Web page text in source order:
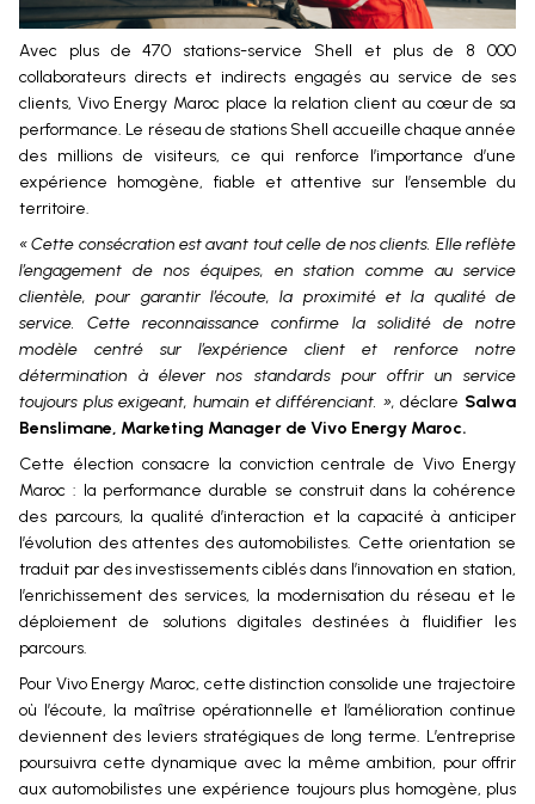
Avec plus de 470 stations-service Shell et plus de 8 000
collaborateurs directs et indirects engagés au service de ses
clients, Vivo Energy Maroc place la relation client au cœur de sa
performance. Le réseau de stations Shell accueille chaque année
des millions de visiteurs, ce qui renforce l’importance d’une
expérience homogène, fiable et attentive sur l’ensemble du
territoire.
« Cette consécration est avant tout celle de nos clients. Elle reflète
l’engagement de nos équipes, en station comme au service
clientèle, pour garantir l’écoute, la proximité et la qualité de
service. Cette reconnaissance confirme la solidité de notre
modèle centré sur l’expérience client et renforce notre
détermination à élever nos standards pour offrir un service
toujours plus exigeant, humain et différenciant. », déclare Salwa
Benslimane, Marketing Manager de Vivo Energy Maroc.
Cette élection consacre la conviction centrale de Vivo Energy
Maroc : la performance durable se construit dans la cohérence
des parcours, la qualité d’interaction et la capacité à anticiper
l’évolution des attentes des automobilistes. Cette orientation se
traduit par des investissements ciblés dans l’innovation en station,
l’enrichissement des services, la modernisation du réseau et le
déploiement de solutions digitales destinées à fluidifier les
parcours.
Pour Vivo Energy Maroc, cette distinction consolide une trajectoire
où l’écoute, la maîtrise opérationnelle et l’amélioration continue
deviennent des leviers stratégiques de long terme. L’entreprise
poursuivra cette dynamique avec la même ambition, pour offrir
aux automobilistes une expérience toujours plus homogène, plus